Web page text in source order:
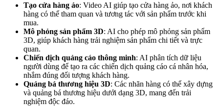
Tạo cửa hàng ảo: Video AI giúp tạo cửa hàng ảo, nơi khách
hàng có thể tham quan và tương tác với sản phẩm trước khi
mua.
Mô phỏng sản phẩm 3D: AI cho phép mô phỏng sản phẩm
3D, giúp khách hàng trải nghiệm sản phẩm chi tiết và trực
quan.
Chiến dịch quảng cáo thông minh: AI phân tích dữ liệu
người dùng để tạo ra các chiến dịch quảng cáo cá nhân hóa,
nhắm đúng đối tượng khách hàng.
Quảng bá thương hiệu 3D: Các nhãn hàng có thể xây dựng
và quảng bá thương hiệu dưới dạng 3D, mang đến trải
nghiệm độc đáo.